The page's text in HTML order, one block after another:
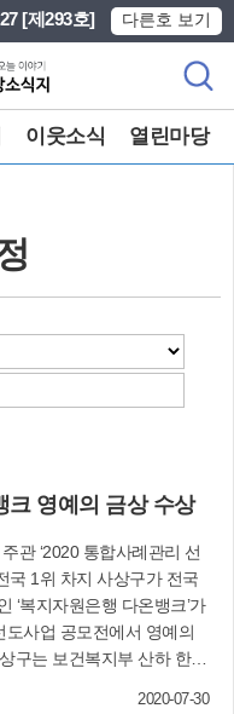
[제293호] 다른호 보기
이웃소식 열린마당
크 영예의 금상 수상
관 ‘2020 통합사례관리 선
지 사상구가 전국
‘복지자원은행 다온뱅크’가
도사업 공모전에서 영예의
2020-07-30